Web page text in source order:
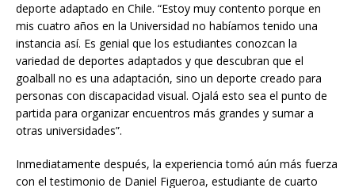
deporte adaptado en Chile. “Estoy muy contento porque en
mis cuatro años en la Universidad no habíamos tenido una
instancia así. Es genial que los estudiantes conozcan la
variedad de deportes adaptados y que descubran que el
goalball no es una adaptación, sino un deporte creado para
personas con discapacidad visual. Ojalá esto sea el punto de
partida para organizar encuentros más grandes y sumar a
otras universidades”.
Inmediatamente después, la experiencia tomó aún más fuerza
con el testimonio de Daniel Figueroa, estudiante de cuarto